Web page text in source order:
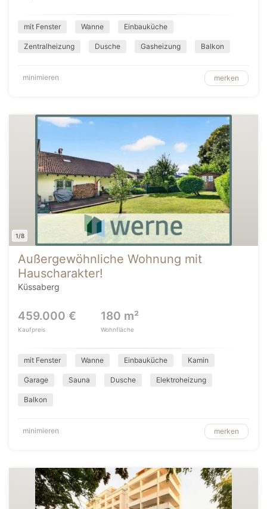
mit Fenster Wanne Einbauküche
Zentralheizung Dusche Gasheizung Balkon
minimieren merken
1/8
Außergewöhnliche Wohnung mit
Hauscharakter!
Küssaberg
459.000 €
Kaufpreis
180 m²
Wohnfläche
mit Fenster Wanne Einbauküche Kamin
Garage Sauna Dusche Elektroheizung
Balkon
minimieren merken